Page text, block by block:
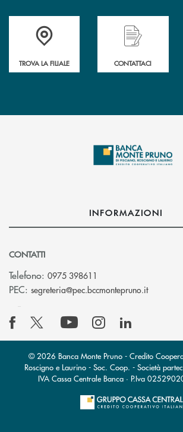
Accedi all' elenco completo&nbsp;
TROVA LA FILIALE
Hai bisogno di
CONTATTACI
INFORMAZIONI
CONTATTI
Telefono: 0975 398611
PEC: segreteria@pec.bccmontepruno.it(si apre
© 2026 Banca Monte Pruno - Credito
Roscigno e Laurino - Soc. Coop. - Società
IVA Cassa Centrale Banca · P.Iva